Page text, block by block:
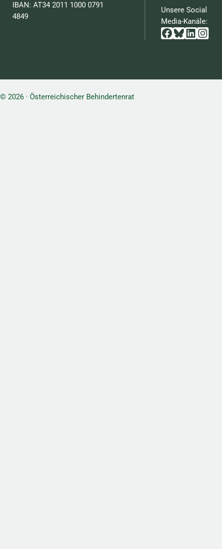
IBAN: AT34 2011 1000 0791
4849
Unsere Social
Media-Kanäle:
Facebook
Bluesky
© 2026 · Österreichischer Behindertenrat